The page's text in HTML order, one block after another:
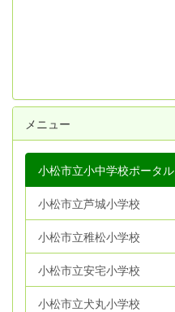
メニュー
小松市立小中学校ポータル
小松市立芦城小学校
小松市立稚松小学校
小松市立安宅小学校
小松市立犬丸小学校